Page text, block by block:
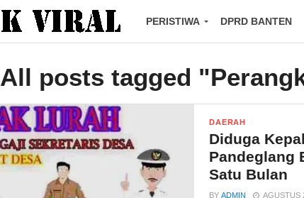
PERISTIWA DPRD BANTEN
All posts tagged
DAERAH
Diduga
Pandeglang
Satu Bulan
BYADMIN AGUSTUS